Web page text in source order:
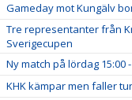
Gameday mot Kungälv
Tre representanter från
Sverigecupen
Ny match på lördag 15:00
KHK kämpar men faller